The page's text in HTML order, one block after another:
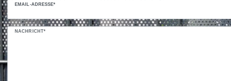
EMAIL-ADRESSE*
NACHRICHT*